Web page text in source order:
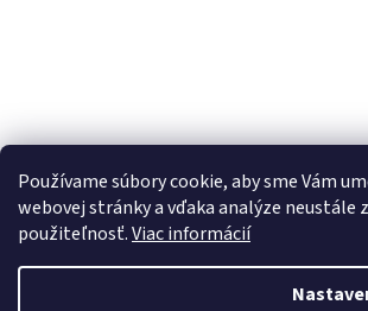
Používame súbory cookie, aby sme Vám
webovej stránky a vďaka analýze neustále
použiteľnosť.Viac informácií